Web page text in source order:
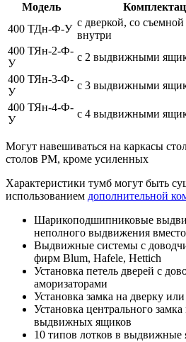
Модель
400 ТДн-Ф-У
с дверкой, со
внутри
400 ТЯн-2-Ф-
У
с 2 выдвижными
400 ТЯн-3-Ф-
У
с 3 выдвижными
400 ТЯн-4-Ф-
У
с 4 выдвижными
Могут навешиваться на каркасы
столов РМ, кроме усиленных
Характеристики тумб могут быть
использованием дополнительной
Шарикоподшипниковые
неполного выдвижения
Выдвижные системы с
фирм Blum, Hafele, Hettich
Установка петель дверей с
аморизаторами
Установка замка на дверку
Установка центрального
выдвижных ящиков
10 типов лотков в выдвижные